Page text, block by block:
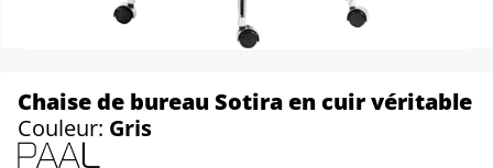
Chaise de bureau Sotira en cuir véritable
Couleur: Gris